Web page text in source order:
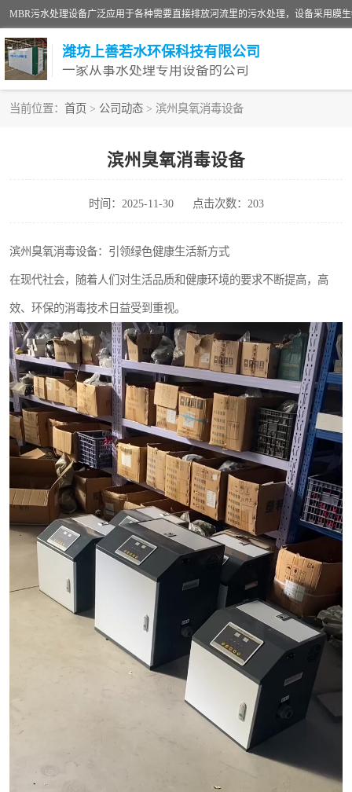
潍坊上善若水环保科技有限公司
一家从事水处理专用设备的公司
当前位置： 首页 > 公司动态 > 滨州臭氧消毒设备
滨州臭氧消毒设备
时间：2025-11-30 点击次数：203
滨州臭氧消毒设备：引领绿色健康生活新方式
在现代社会，随着人们对生活品质和健康环境的要求不断提高，高
效、环保的消毒技术日益受到重视。
洗涤污水处理设备
诊所门诊污水处理设备
养殖污水处理设备
一体化污水处理设备
医院辐射污水衰变池